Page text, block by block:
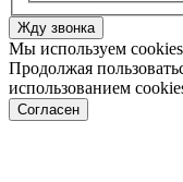
Жду звонка
Мы используем cookies
Продолжая
использованием
Согласен